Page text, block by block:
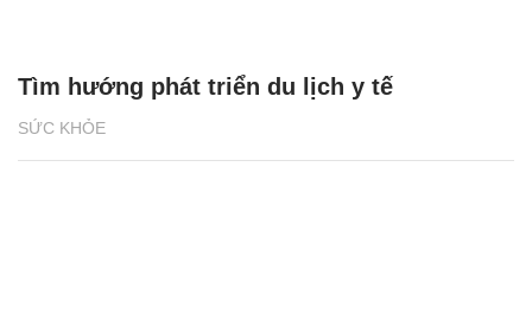
SỨC KHỎE
Tìm hướng phát triển du lịch y tế